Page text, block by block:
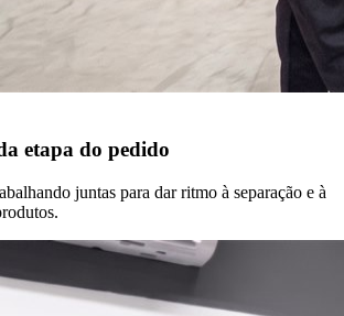
etapa do pedido
juntas para dar ritmo à separação e à